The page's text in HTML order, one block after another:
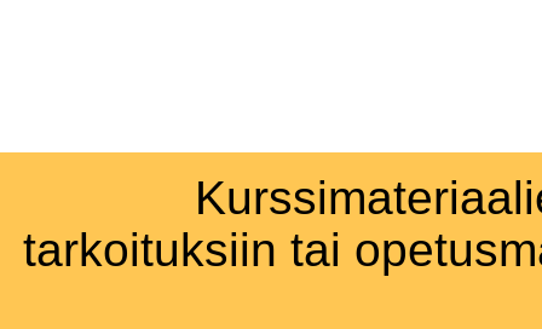
tarkoituksiin tai